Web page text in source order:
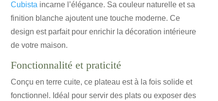
Cubista incarne l’élégance. Sa couleur naturelle et sa
finition blanche ajoutent une touche moderne. Ce
design est parfait pour enrichir la décoration intérieure
de votre maison.
Fonctionnalité et praticité
Conçu en terre cuite, ce plateau est à la fois solide et
fonctionnel. Idéal pour servir des plats ou exposer des